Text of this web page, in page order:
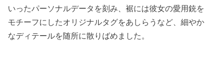
いったパーソナルデータを刻み、裾には彼女の愛用銃を
モチーフにしたオリジナルタグをあしらうなど、細やか
なディテールを随所に散りばめました。